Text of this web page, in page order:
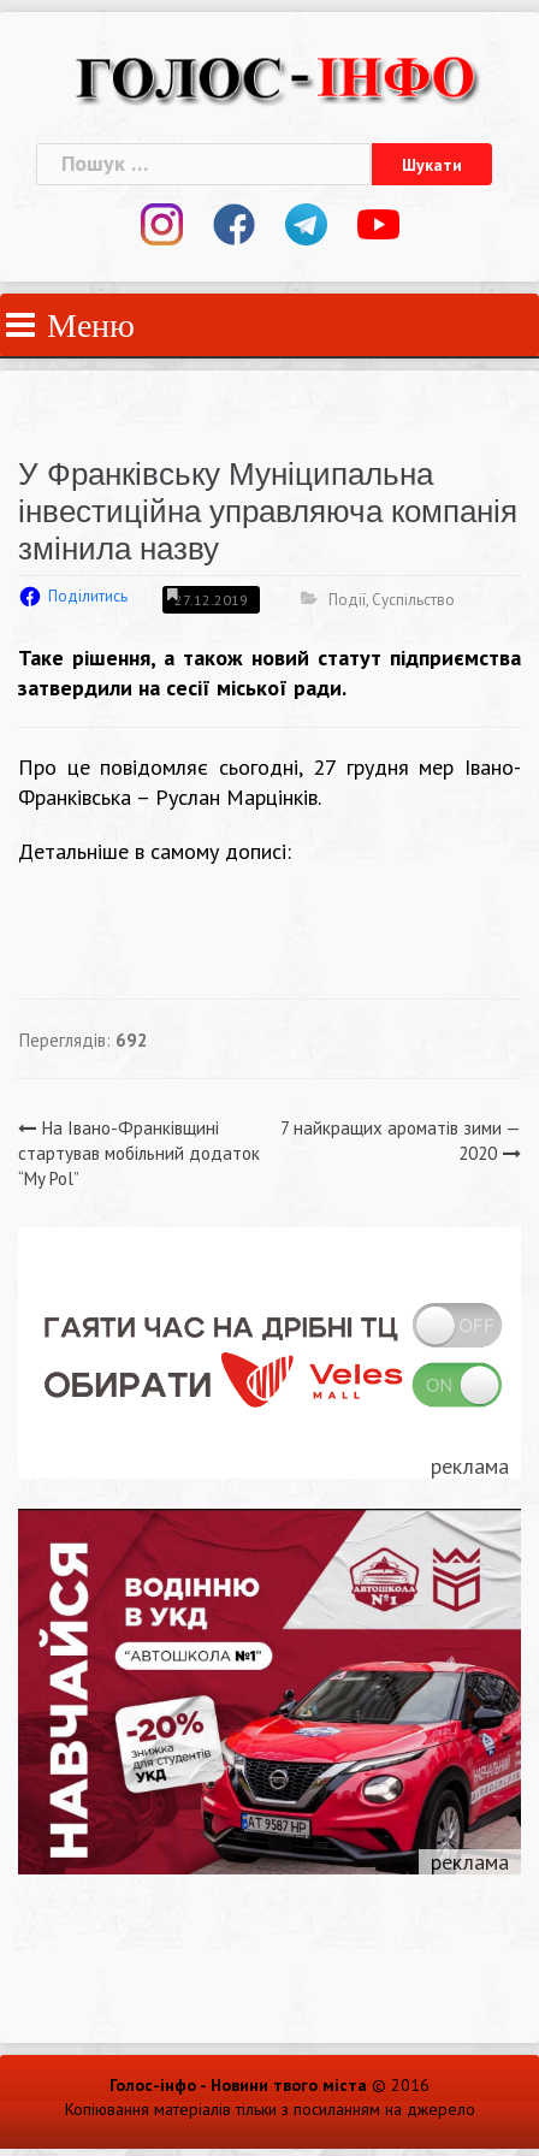
Пошук:
Меню
У Франківську Муніципальна
інвестиційна управляюча компанія
змінила назву
Поділитись 27.12.2019 Події, Суспільство
Таке рішення, а також новий статут підприємства
затвердили на сесії міської ради.
Про це повідомляє сьогодні, 27 грудня мер Івано-
Франківська – Руслан Марцінків.
Детальніше в самому дописі:
Переглядів: 692
Навігація
записів
На Івано-Франківщині
стартував мобільний додаток
“My Pol”
7 найкращих ароматів зими —
2020
Голос-інфо - Новини твого міста © 2016
Копіювання матеріалів тільки з посиланням на джерело